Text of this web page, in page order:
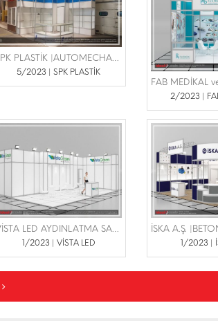
SPK PLASTİK |AUTOMECHANİKA 8/11 HAZİRAN 2023 TÜYAP
5/2023 | SPK PLASTİK
2/2023 |
VİSTA LED AYDINLATMA SANAYİ VE TİCARET LİMİTED ŞİRKETİ |SÜS BİTKİLERİ PEYZAJ VE YAN SANAYİLERİ FUARI 16-18 ŞUBAT 2023 TÜYAP
1/2023 | VİSTA LED 1/2023 |